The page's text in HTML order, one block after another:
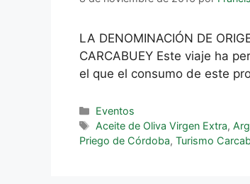
LA DENOMINACIÓN DE
CARCABUEY Este viaje ha
el que el consumo de este
Eventos
Aceite de Oliva Virgen Extra,
Priego de Córdoba, Turismo